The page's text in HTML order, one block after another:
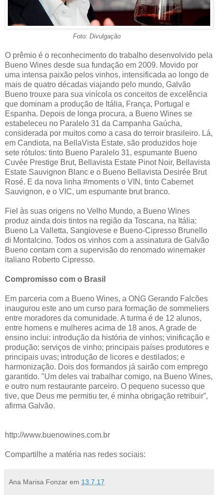
Foto: Divulgação
O prêmio é o reconhecimento do trabalho desenvolvido pela
Bueno Wines desde sua fundação em 2009. Movido por
uma intensa paixão pelos vinhos, intensificada ao longo de
mais de quatro décadas viajando pelo mundo, Galvão
Bueno trouxe para sua vinícola os conceitos de excelência
que dominam a produção de Itália, França, Portugal e
Espanha. Depois de longa procura, a Bueno Wines se
estabeleceu no Paralelo 31 da Campanha Gaúcha,
considerada por muitos como a casa do terroir brasileiro. Lá,
em Candiota, na BellaVista Estate, são produzidos hoje
sete rótulos: tinto Bueno Paralelo 31, espumante Bueno
Cuvée Prestige Brut, Bellavista Estate Pinot Noir, Bellavista
Estate Sauvignon Blanc e o Bueno Bellavista Desirée Brut
Rosé. E da nova linha #moments o VIN, tinto Cabernet
Sauvignon, e o VIC, um espumante brut branco.
Fiel às suas origens no Velho Mundo, a Bueno Wines
produz ainda dois tintos na região da Toscana, na Itália:
Bueno La Valletta, Sangiovese e Bueno-Cipresso Brunello
di Montalcino. Todos os vinhos com a assinatura de Galvão
Bueno contam com a supervisão do renomado winemaker
italiano Roberto Cipresso.
Compromisso com o Brasil
Em parceria com a Bueno Wines, a ONG Gerando Falcões
inaugurou este ano um curso para formação de sommeliers
entre moradores da comunidade. A turma é de 12 alunos,
entre homens e mulheres acima de 18 anos. A grade de
ensino inclui: introdução da história de vinhos; vinificação e
produção; serviços de vinho; principais países produtores e
principais uvas; introdução de licores e destilados; e
harmonização. Dois dos formandos já sairão com emprego
garantido. "Um deles vai trabalhar comigo, na Bueno Wines,
e outro num restaurante parceiro. O pequeno sucesso que
tive, que Deus me permitiu ter, é minha obrigação retribuir”,
afirma Galvão.
http://www.buenowines.com.br
Compartilhe a matéria nas redes sociais:
Ana Marisa Fonzar em 13.7.17